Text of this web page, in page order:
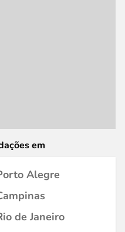
em
Alegre
de Janeiro